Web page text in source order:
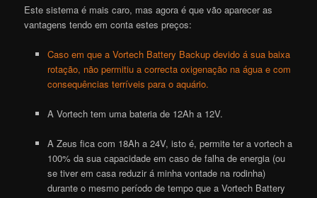
Este sistema é mais caro, mas agora é que vão aparecer as
vantagens tendo em conta estes preços:
Caso em que a Vortech Battery Backup devido á sua baixa
rotação, não permitiu a correcta oxigenação na água e com
consequências terríveis para o aquário.
A Vortechtem uma bateria de 12Ah a 12V.
A Zeus fica com 18Ah a 24V, isto é, permite ter a vortecha
100% da sua capacidade em caso de falha de energia (ou
se tiver em casa reduzir á minha vontade na rodinha)
durante o mesmo período de tempo que a Vortech Battery